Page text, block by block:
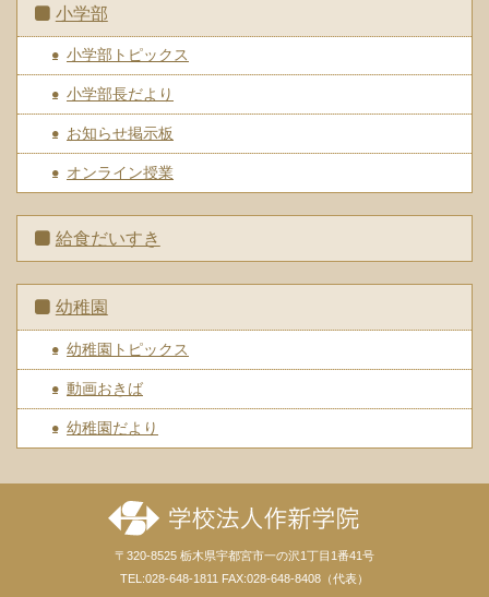
小学部
小学部トピックス
小学部長だより
お知らせ掲示板
オンライン授業
給食だいすき
幼稚園
幼稚園トピックス
動画おきば
幼稚園だより
〒320-8525 栃木県宇都宮市一の沢1丁目1番41号
TEL:028-648-1811 FAX:028-648-8408（代表）